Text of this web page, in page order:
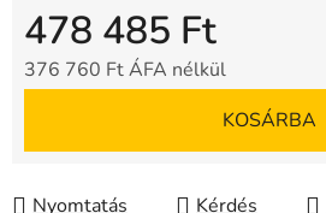
478 485 Ft
376 760 Ft ÁFA nélkül
KOSÁRBA
Nyomtatás Kérdés